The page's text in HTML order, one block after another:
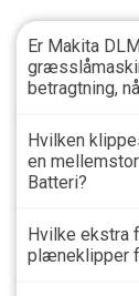
Er Makita
betragtning,
Hvilken
en
Batteri?
Hvilke ekstra
plæneklipper